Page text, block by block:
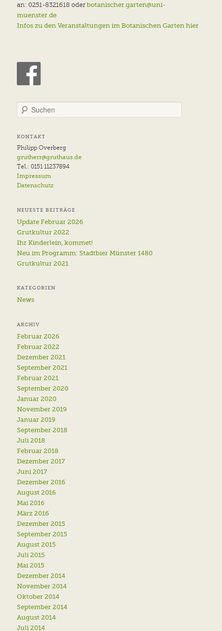
an: 0251-8321618 oderbotanischer.garten@uni-
muenster.de
Infos zu den Veranstaltungen im Botanischen Garten hier
u
h
e
KONTAKT
Philipp Overberg
grutherr@gruthaus.de
Tel.: 0151 11237894
Impressum
Datenschutz
NEUESTE BEITRÄGE
Update Februar 2026
Grutkultur 2022
Ihr Kinderlein, kommet!
Neu im Programm: Stadtbier Münster 1480
Grutkultur 2021
KATEGORIEN
News
ARCHIV
Februar 2026
Februar 2022
Dezember 2021
September 2021
Februar 2021
September 2020
Januar 2020
November 2019
Januar 2019
September 2018
Juli 2018
Februar 2018
Dezember 2017
Juni 2017
Dezember 2016
August 2016
Mai 2016
März 2016
Dezember 2015
September 2015
August 2015
Juli 2015
Mai 2015
Dezember 2014
November 2014
Oktober 2014
September 2014
August 2014
Juli 2014